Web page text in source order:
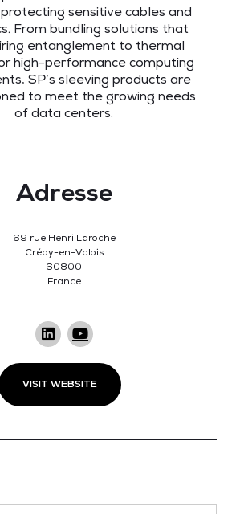
sensitive cables and
From bundling solutions that
entanglement to thermal
high-performance computing
SP’s sleeving products are
to meet the growing needs
of data centers.
Adresse
69 rue Henri Laroche
Crépy-en-Valois
60800
France
VISIT WEBSITE